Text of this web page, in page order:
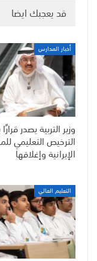
قد يعجبك ايضا
أخبار المدارس
وزير التربية يصدر قرارًا
الترخيص التعليمي
الإيرانية وإغلاقها
التعليم العالي